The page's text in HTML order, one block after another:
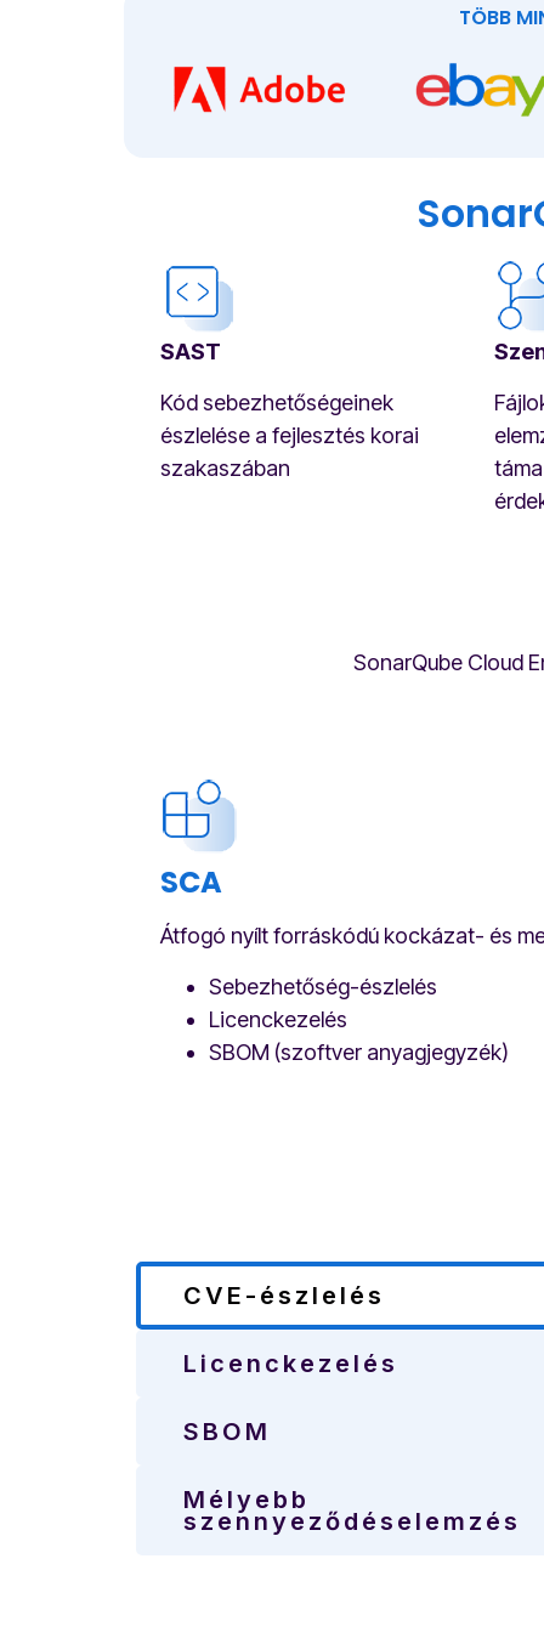
TÖBB
SAST
Kód sebezhetőségeinek
észlelése a fejlesztés korai
szakaszában
SonarQube Cloud
SCA
Átfogó nyílt forráskódú kockázat- és
Sebezhetőség-észlelés
Licenckezelés
SBOM (szoftver anyagjegyzék)
CVE-észlelés
Licenckezelés
SBOM
Mélyebb
szennyeződéselemzés